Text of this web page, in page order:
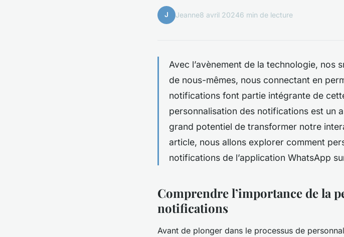
J Jeanne8 avril 20246 min de lecture
Avec l’avènement de la technologie, nos
de nous-mêmes, nous connectant en
notifications font partie intégrante de
personnalisation des notifications est un
grand potentiel de transformer notre
article, nous allons explorer comment
notifications de l’application WhatsApp
Comprendre l’importance de la
notifications
Avant de plonger dans le processus de